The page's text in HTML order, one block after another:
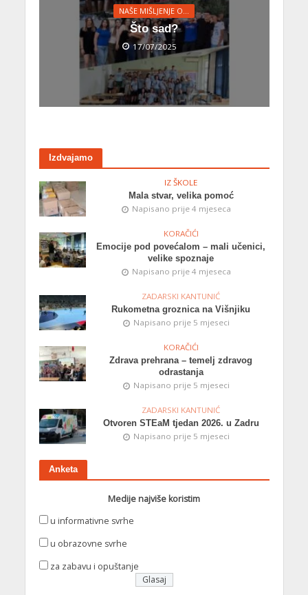
NAŠE MIŠLJENJE O…
Što sad?
17/07/2025
Izdvajamo
IZ ŠKOLE
Mala stvar, velika pomoć
Napisano prije 4 mjeseca
KORAČIĆI
Emocije pod povećalom – mali učenici,
velike spoznaje
Napisano prije 4 mjeseca
ZADARSKI KANTUNIĆ
Rukometna groznica na Višnjiku
Napisano prije 5 mjeseci
KORAČIĆI
Zdrava prehrana – temelj zdravog
odrastanja
Napisano prije 5 mjeseci
ZADARSKI KANTUNIĆ
Otvoren STEaM tjedan 2026. u Zadru
Napisano prije 5 mjeseci
Anketa
Medije najviše koristim
u informativne svrhe
u obrazovne svrhe
za zabavu i opuštanje